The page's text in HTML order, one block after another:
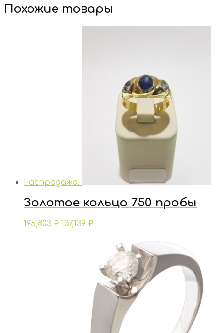
Похожие товары
Распродажа!
Золотое кольцо 750 пробы
195,803₽ 137,139 ₽